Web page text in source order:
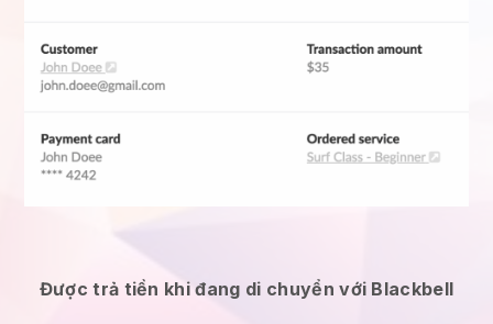
Được trả tiền khi đang di chuyển với Blackbell